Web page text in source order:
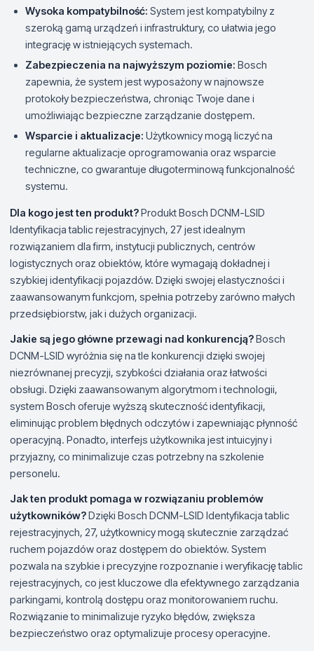
Wysoka kompatybilność: System jest kompatybilny z
szeroką gamą urządzeń i infrastruktury, co ułatwia jego
integrację w istniejących systemach.
Zabezpieczenia na najwyższym poziomie: Bosch
zapewnia, że system jest wyposażony w najnowsze
protokoły bezpieczeństwa, chroniąc Twoje dane i
umożliwiając bezpieczne zarządzanie dostępem.
Wsparcie i aktualizacje: Użytkownicy mogą liczyć na
regularne aktualizacje oprogramowania oraz wsparcie
techniczne, co gwarantuje długoterminową funkcjonalność
systemu.
Dla kogo jest ten produkt?Produkt Bosch DCNM-LSID
Identyfikacja tablic rejestracyjnych, 27 jest idealnym
rozwiązaniem dla firm, instytucji publicznych, centrów
logistycznych oraz obiektów, które wymagają dokładnej i
szybkiej identyfikacji pojazdów. Dzięki swojej elastyczności i
zaawansowanym funkcjom, spełnia potrzeby zarówno małych
przedsiębiorstw, jak i dużych organizacji.
Jakie są jego główne przewagi nad konkurencją?Bosch
DCNM-LSID wyróżnia się na tle konkurencji dzięki swojej
niezrównanej precyzji, szybkości działania oraz łatwości
obsługi. Dzięki zaawansowanym algorytmom i technologii,
system Bosch oferuje wyższą skuteczność identyfikacji,
eliminując problem błędnych odczytów i zapewniając płynność
operacyjną. Ponadto, interfejs użytkownika jest intuicyjny i
przyjazny, co minimalizuje czas potrzebny na szkolenie
personelu.
Jak ten produkt pomaga w rozwiązaniu problemów
użytkowników?Dzięki Bosch DCNM-LSID Identyfikacja tablic
rejestracyjnych, 27, użytkownicy mogą skutecznie zarządzać
ruchem pojazdów oraz dostępem do obiektów. System
pozwala na szybkie i precyzyjne rozpoznanie i weryfikację tablic
rejestracyjnych, co jest kluczowe dla efektywnego zarządzania
parkingami, kontrolą dostępu oraz monitorowaniem ruchu.
Rozwiązanie to minimalizuje ryzyko błędów, zwiększa
bezpieczeństwo oraz optymalizuje procesy operacyjne.